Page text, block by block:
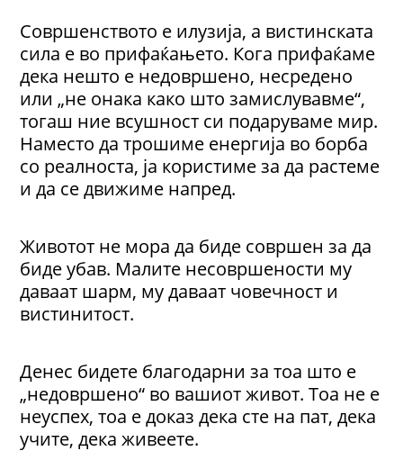
Совршенството е илузија, а вистинската
сила е во прифаќањето. Кога прифаќаме
дека нешто е недовршено, несредено
или „не онака како што замислувавме“,
тогаш ние всушност си подаруваме мир.
Наместо да трошиме енергија во борба
со реалноста, ја користиме за да растеме
и да се движиме напред.
Животот не мора да биде совршен за да
биде убав. Малите несовршености му
даваат шарм, му даваат човечност и
вистинитост.
Денес бидете благодарни за тоа што е
„недовршено“ во вашиот живот. Тоа не е
неуспех, тоа е доказ дека сте на пат, дека
учите, дека живеете.